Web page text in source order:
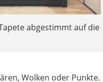
abgestimmt auf die
Wolken oder Punkte.